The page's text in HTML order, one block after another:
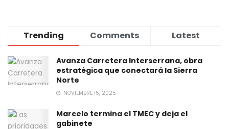
Trending Comments Latest
Avanza Carretera Interserrana, obra
estratégica que conectará la Sierra
Norte
NOVIEMBRE 15, 2025
Marcelo termina el TMEC y deja el
gabinete